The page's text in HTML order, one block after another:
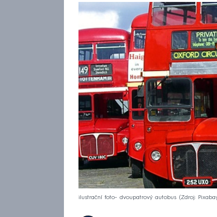
ilustrační foto- dvoupatrový autobus Zdroj: